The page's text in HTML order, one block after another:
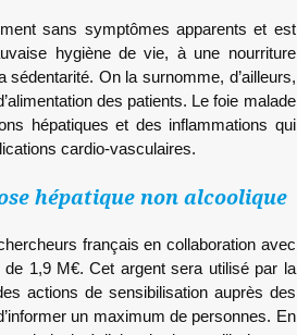
sans symptômes apparents et est
hygiène de vie, à une nourriture
sédentarité. On la surnomme, d’ailleurs,
des patients. Le foie malade
hépatiques et des inflammations qui
cardio-vasculaires.
hépatique non alcoolique
français en collaboration avec
de 1,9 M€. Cet argent sera utilisé par la
actions de sensibilisation auprès des
un maximum de personnes. En